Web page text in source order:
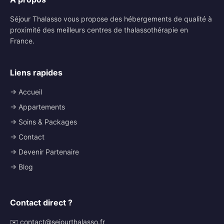
Séjour Thalasso vous propose des hébergements de qualité à
proximité des meilleurs centres de thalassothérapie en
France.
Liens rapides
→ Accueil
→ Appartements
→ Soins & Packages
→ Contact
→ Devenir Partenaire
→ Blog
Contact direct ?
✉️ contact@sejourthalasso.fr